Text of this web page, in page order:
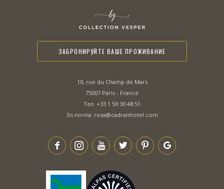
ЗАБРОНИРУЙТЕ ВАШЕ ПРОЖИВАНИЕ
10, rue du Champ de Mars
75007 Paris - France
Тел. +33 1 59 30 48 51
Эл.почта: resa@cadranhotel.com